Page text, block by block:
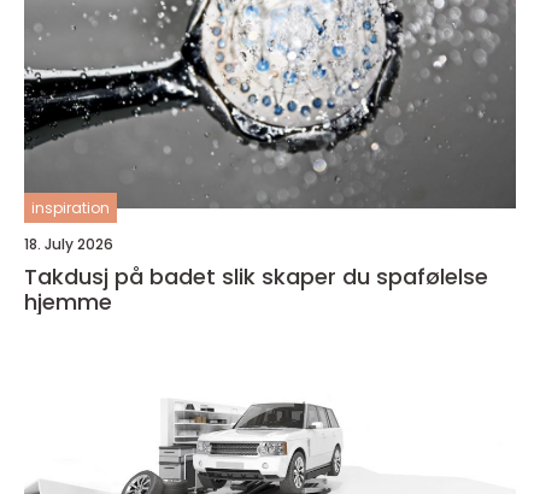
inspiration
18. July 2026
Takdusj på badet slik skaper du spafølelse
hjemme